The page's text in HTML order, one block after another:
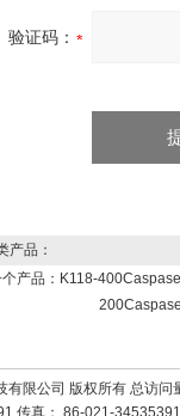
验证码：
产品：
产品： K118-
有限公司 版权所有 总访问
传真： 86-021-